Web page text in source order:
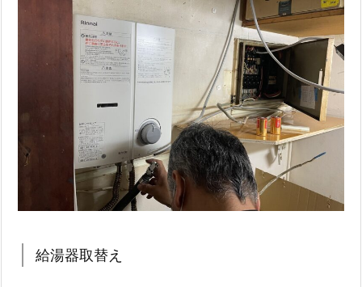
給湯器取替え